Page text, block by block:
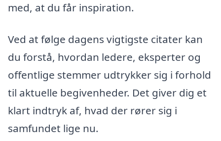
med, at du får inspiration.
Ved at følge dagens vigtigste citater kan
du forstå, hvordan ledere, eksperter og
offentlige stemmer udtrykker sig i forhold
til aktuelle begivenheder. Det giver dig et
klart indtryk af, hvad der rører sig i
samfundet lige nu.